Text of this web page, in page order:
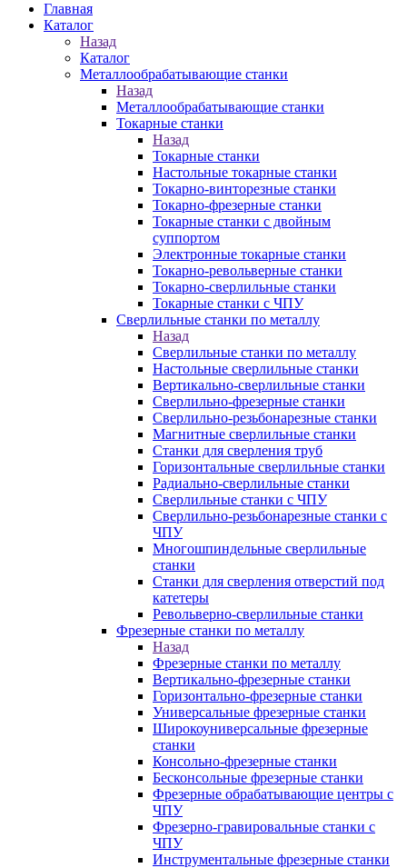
Главная
Каталог
Назад
Каталог
Металлообрабатывающие станки
Назад
Металлообрабатывающие станки
Токарные станки
Назад
Токарные станки
Настольные токарные станки
Токарно-винторезные станки
Токарно-фрезерные станки
Токарные станки с двойным
суппортом
Электронные токарные станки
Токарно-револьверные станки
Токарно-сверлильные станки
Токарные станки с ЧПУ
Сверлильные станки по металлу
Назад
Сверлильные станки по металлу
Настольные сверлильные станки
Вертикально-сверлильные станки
Сверлильно-фрезерные станки
Сверлильно-резьбонарезные станки
Магнитные сверлильные станки
Станки для сверления труб
Горизонтальные сверлильные станки
Радиально-сверлильные станки
Сверлильные станки с ЧПУ
Сверлильно-резьбонарезные станки с
ЧПУ
Многошпиндельные сверлильные
станки
Станки для сверления отверстий под
катетеры
Револьверно-сверлильные станки
Фрезерные станки по металлу
Назад
Фрезерные станки по металлу
Вертикально-фрезерные станки
Горизонтально-фрезерные станки
Универсальные фрезерные станки
Широкоуниверсальные фрезерные
станки
Консольно-фрезерные станки
Бесконсольные фрезерные станки
Фрезерные обрабатывающие центры с
ЧПУ
Фрезерно-гравировальные станки с
ЧПУ
Инструментальные фрезерные станки